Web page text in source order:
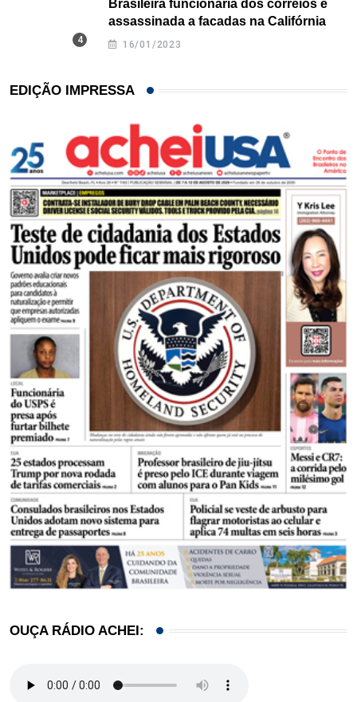
Brasileira funcionária dos correios é
assassinada a facadas na Califórnia
16/01/2023
EDIÇÃO IMPRESSA
OUÇA RÁDIO ACHEI: